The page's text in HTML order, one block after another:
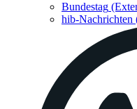
Bundestag
hib-Nachrichten